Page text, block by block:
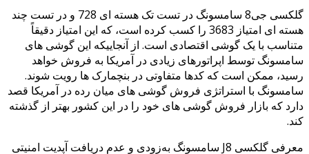
گلکسی جی8 سامسونگ در تست تک هسته ای 728 و در تست چند
هسته ای امتیاز 3683 را کسب کرده است، که این امتیاز دقیقاً
متناسب با یک گوشی اقتصادی است. از آنجاییکه این گوشی های
سامسونگ توسط اپراتورهای زیادی در آمریکا به فروش خواهد
رسید، ممکن است که کدها متفاوتی در بنچمارک ها رویت شوند.
سامسونگ با استراتژی فروش گوشی های میان رده در آمریکا قصد
دارد که بازار فروش گوشی های خود را در این کشور بهتر از گذشته
کند.
معرفی گلکسی J8 سامسونگ به‌زودی و عدم دریافت آپدیت امنیتی